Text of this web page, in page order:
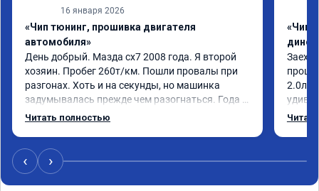
16 января 2026
«Чип тюнинг, прошивка двигателя
автомобиля»
День добрый. Мазда сх7 2008 года. Я второй
хозяин. Пробег 260т/км. Пошли провалы при
разгонах. Хоть и на секунды, но машинка
задумывалась прежде чем разогнаться. Года 4
назад удалял катализаторы без
сделать перепрошивку. Увидел в авито ваше
объявление и решил обратиться к вам за
помощью. Ребята приветливые, сразу взяли в
Читать полностью
«Чип
2.0л.
стала
‹ ›